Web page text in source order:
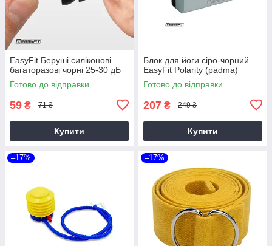
EasyFit Беруші силіконові
багаторазові чорні 25-30 дБ
Готово до відправки
59 ₴ 71 ₴
Купити
Блок для йоги сіро-чорний
EasyFit Polarity (рadma)
Готово до відправки
207 ₴ 249 ₴
Купити
–17% –17%